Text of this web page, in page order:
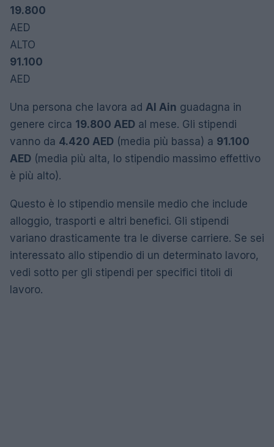
19.800
AED
ALTO
91.100
AED
Una persona che lavora ad Al Ain guadagna in
genere circa 19.800 AED al mese. Gli stipendi
vanno da 4.420 AED (media più bassa) a 91.100
AED (media più alta, lo stipendio massimo effettivo
è più alto).
Questo è lo stipendio mensile medio che include
alloggio, trasporti e altri benefici. Gli stipendi
variano drasticamente tra le diverse carriere. Se sei
interessato allo stipendio di un determinato lavoro,
vedi sotto per gli stipendi per specifici titoli di
lavoro.